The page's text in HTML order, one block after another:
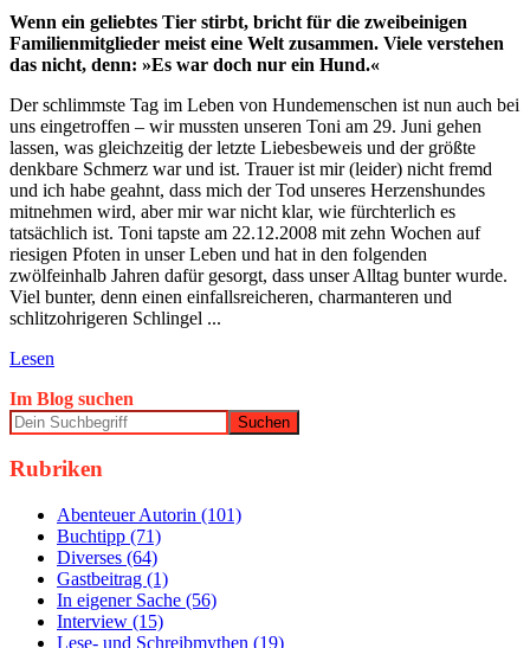
Wenn ein geliebtes Tier stirbt, bricht für die zweibeinigen
Familienmitglieder meist eine Welt zusammen. Viele verstehen
das nicht, denn: »Es war doch nur ein Hund.«
Der schlimmste Tag im Leben von Hundemenschen ist nun auch bei
uns eingetroffen – wir mussten unseren Toni am 29. Juni gehen
lassen, was gleichzeitig der letzte Liebesbeweis und der größte
denkbare Schmerz war und ist. Trauer ist mir (leider) nicht fremd
und ich habe geahnt, dass mich der Tod unseres Herzenshundes
mitnehmen wird, aber mir war nicht klar, wie fürchterlich es
tatsächlich ist. Toni tapste am 22.12.2008 mit zehn Wochen auf
riesigen Pfoten in unser Leben und hat in den folgenden
zwölfeinhalb Jahren dafür gesorgt, dass unser Alltag bunter wurde.
Viel bunter, denn einen einfallsreicheren, charmanteren und
schlitzohrigeren Schlingel ...
Lesen
Im Blog suchen
Rubriken
Abenteuer Autorin (101)
Buchtipp (71)
Diverses (64)
Gastbeitrag (1)
In eigener Sache (56)
Interview (15)
Lese- und Schreibmythen (19)